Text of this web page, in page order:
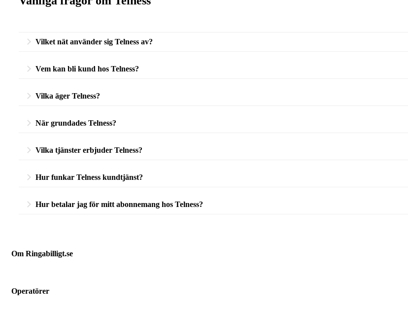
Vilket nät använder sig Telness av?
Telness använder sig av Telias nät. Telness är en så kallad virtuell mobiloperatör, det betyder att de inte har ett eget
Se täckningskartan här.
Vem kan bli kund hos Telness?
Om du har ett företag kan du bilkund hos Telness. Detta innebär att du behöver ha ett svenskt organisationsnummer för
Vilka äger Telness?
När grundades Telness?
Telness grundades 2016 och bjöd in flera mindre företag för att ge feedback på sin kommande lösning. Under slutet
möjligheten att teckna ett företagsabonnemang på deras hemsida.
Vilka tjänster erbjuder Telness?
I dagsläget erbjuder Telness tre olika mobilabonnemang och mobilt bredband för företag samt en företagsväxel och
Hur funkar Telness kundtjänst?
Telness har idag inga fysiska butiker men du kan nå dem via chatt, mail eller personlig rådgivning. Deras support är i
Hur betalar jag för mitt abonnemang hos Telness?
Om Ringabilligt.se
Operatörer